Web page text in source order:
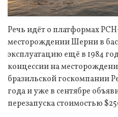
Речь идёт о платформах
месторождении Шерни в
эксплуатацию ещё в 1984
концессии на
бразильской госкомпании
года и уже в сентябре
перезапуска стоимостью